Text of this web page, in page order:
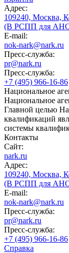
Адрес:
109240, Москва,
(В РСПП для
E-mail:
nok-nark@nark.ru
Пресс-служба:
pr@nark.ru
Пресс-служба:
+7 (495) 966-16-86
Национальное
Национальное
Главной целью
квалификаций
системы
Контакты
Сайт:
nark.ru
Адрес:
109240, Москва,
(В РСПП для
E-mail:
nok-nark@nark.ru
Пресс-служба:
pr@nark.ru
Пресс-служба:
+7 (495) 966-16-86
Справка